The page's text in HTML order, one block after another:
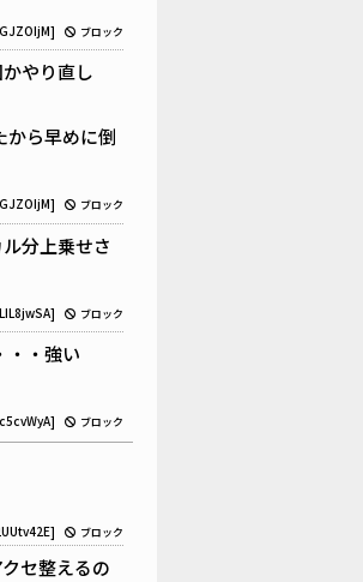
ブロック
やり直し
から早めに倒
ブロック
分上乗せさ
ブロック
・・強い
ブロック
ブロック
セ整えるの